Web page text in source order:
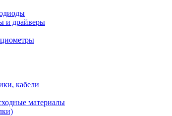
и драйверы
кабели
материалы